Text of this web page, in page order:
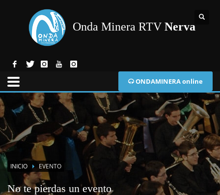
Onda Minera RTV Nerva
ONDAMINERA online
INICIO EVENTO
No te pierdas un evento